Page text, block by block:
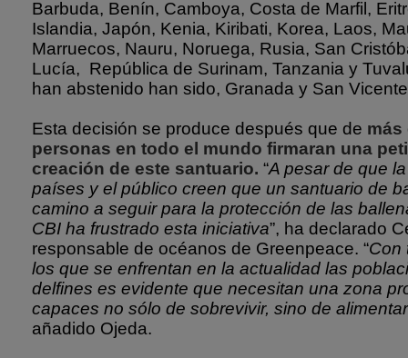
Barbuda, Benín, Camboya, Costa de Marfil,
Islandia, Japón, Kenia, Kiribati, Korea, Laos,
Marruecos, Nauru, Noruega, Rusia, San
Lucía, República de Surinam, Tanzania y
han abstenido han sido, Granada y San
Esta decisión se produce después que de más
personas en todo el mundo firmaran una
creación de este santuario. “A pesar de que
países y el público creen que un santuario de
camino a seguir para la protección de las
CBI ha frustrado esta iniciativa”, ha declarado
responsable de océanos de Greenpeace. “Con
los que se enfrentan en la actualidad las
delfines es evidente que necesitan una zona
capaces no sólo de sobrevivir, sino de
añadido Ojeda.